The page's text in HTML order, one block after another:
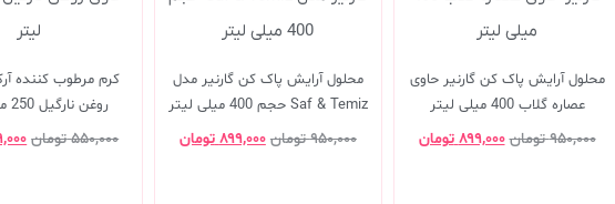
محلول آرایش پاک کن گارنیر حاوی
عصاره گلاب 400 میلی لیتر
۹۵۰,۰۰۰ تومان ۸۹۹,۰۰۰ تومان
محلول آرایش پاک کن گارنیر مدل
Saf & Temiz حجم 400 میلی لیتر
۹۵۰,۰۰۰ تومان ۸۹۹,۰۰۰ تومان
کرم مرطوب کننده
روغن نارگیل 250 میلی لیتر
۵۵۰,۰۰۰ تومان